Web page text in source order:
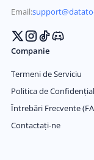
Email:
Companie
Termeni de Serviciu
Politica de
Întrebări Frecvente
Contactați-ne